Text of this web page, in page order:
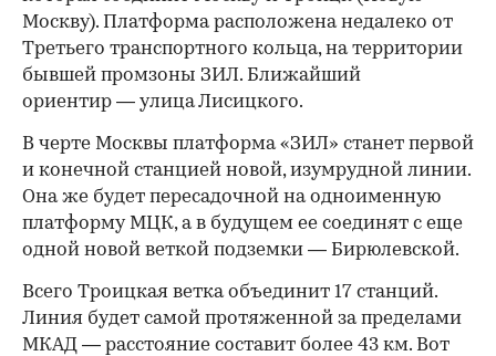
Москву). Платформа расположена недалеко от
Третьего транспортного кольца, на территории
бывшей промзоны ЗИЛ. Ближайший
ориентир — улица Лисицкого.
В черте Москвы платформа «ЗИЛ» станет первой
и конечной станцией новой, изумрудной линии.
Она же будет пересадочной на одноименную
платформу МЦК, а в будущем ее соединят с еще
одной новой веткой подземки — Бирюлевской.
Всего Троицкая ветка объединит 17 станций.
Линия будет самой протяженной за пределами
МКАД — расстояние составит более 43 км. Вот